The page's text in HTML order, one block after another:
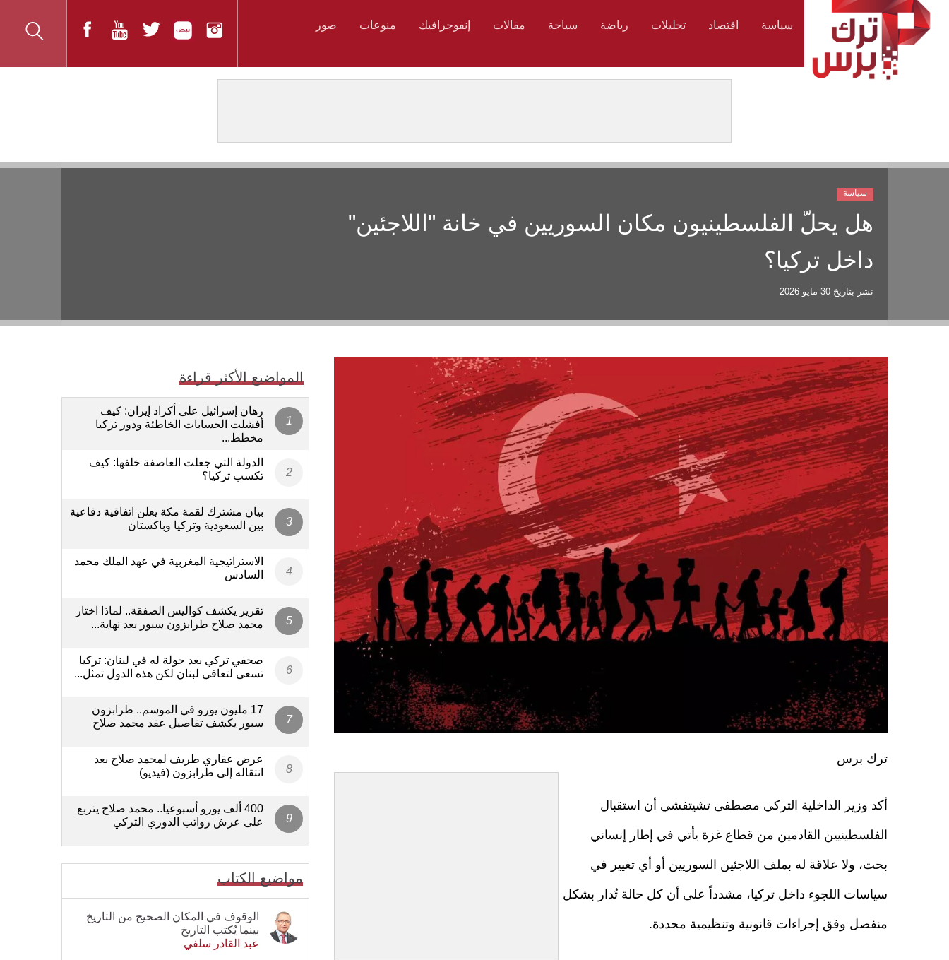
سياسة اقتصاد تحليلات رياضة سياحة مقالات إنفوجرافيك منوعات صور
هل يحلّ الفلسطينيون مكان السوريين في خانة "اللاجئين"
داخل تركيا؟
نشر بتاريخ 30 مايو 2026
سياسة
ترك برس
أكد وزير الداخلية التركي مصطفى تشيتفشي أن استقبال
الفلسطينيين القادمين من قطاع غزة يأتي في إطار إنساني
بحت، ولا علاقة له بملف اللاجئين السوريين أو أي تغيير في
سياسات اللجوء داخل تركيا، مشدداً على أن كل حالة تُدار بشكل
منفصل وفق إجراءات قانونية وتنظيمية محددة.
المواضيع الأكثر قراءة
رهان إسرائيل على أكراد إيران: كيف
أفشلت الحسابات الخاطئة ودور تركيا
مخطط...
الدولة التي جعلت العاصفة خلفها: كيف
تكسب تركيا؟
بيان مشترك لقمة مكة يعلن اتفاقية دفاعية
بين السعودية وتركيا وباكستان
الاستراتيجية المغربية في عهد الملك محمد
السادس
تقرير يكشف كواليس الصفقة.. لماذا اختار
محمد صلاح طرابزون سبور بعد نهاية...
صحفي تركي بعد جولة له في لبنان: تركيا
تسعى لتعافي لبنان لكن هذه الدول تمثل...
17 مليون يورو في الموسم.. طرابزون
سبور يكشف تفاصيل عقد محمد صلاح
عرض عقاري طريف لمحمد صلاح بعد
انتقاله إلى طرابزون (فيديو)
400 ألف يورو أسبوعيا.. محمد صلاح يتربع
على عرش رواتب الدوري التركي
مواضيع الكتاب
الوقوف في المكان الصحيح من التاريخ
بينما يُكتب التاريخ
عبد القادر سلفي